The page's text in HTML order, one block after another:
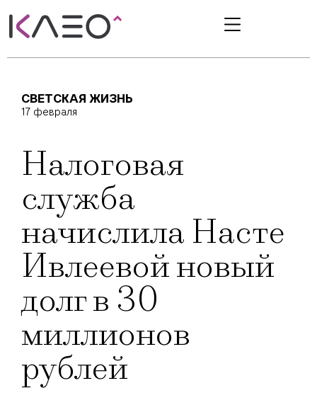
СВЕТСКАЯ ЖИЗНЬ
17 февраля
Налоговая
служба
начислила Насте
Ивлеевой новый
долг в 30
миллионов
рублей